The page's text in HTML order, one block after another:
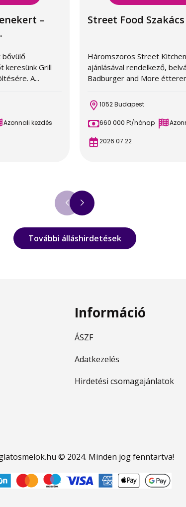
–
bővülő
keresünk Grill
A...
Azonnali kezdés
Street Food Szakács
Háromszoros Street
ajánlásával rendelkező,
Badburger and More
1052 Budapest
660 000 Ft/hónap
2026.07.22
További álláshirdetések
Információ
ÁSZF
Adatkezelés
Hirdetési csomagajánlatok
© 2024. Minden jog fenntartva!